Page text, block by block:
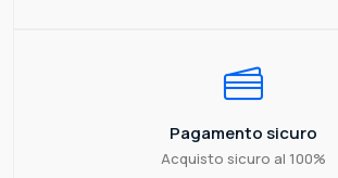
Pagamento sicuro
Acquisto sicuro al 100%